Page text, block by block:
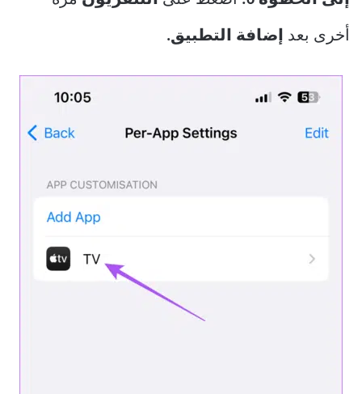
أخرى بعد إضافة التطبيق.